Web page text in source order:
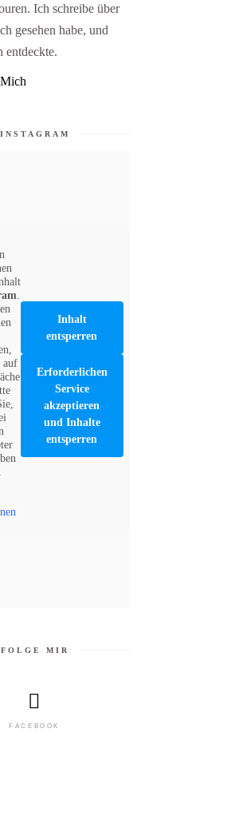
Ich schreibe über
gesehen habe, und
entdeckte.
INSTAGRAM
auf
Inhalt
entsperren
Erforderlichen
Service
akzeptieren
und Inhalte
entsperren
FOLGE MIR
FACEBOOK